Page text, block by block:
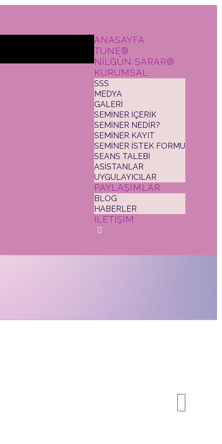
ANASAYFA
TUNE®
NİLGÜN SARAR®
KURUMSAL
SSS
MEDYA
GALERİ
SEMİNER İÇERİK
SEMİNER NEDİR?
SEMİNER KAYIT
SEMİNER İSTEK FORMU
SEANS TALEBİ
ASİSTANLAR
UYGULAYICILAR
PAYLAŞIMLAR
BLOG
HABERLER
İLETİŞİM